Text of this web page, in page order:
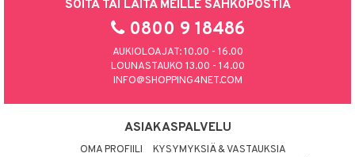
SOITA TAI LAITA MEILLE SÄHKÖPOSTIA
0800 9 18486
AUKIOLOAJAT: 10.00 - 16.00
LOUNASTAUKO 13.00 - 14.00
INFO@SHOPPING4NET.COM
ASIAKASPALVELU
OMA PROFIILI
KYSYMYKSIÄ & VASTAUKSIA